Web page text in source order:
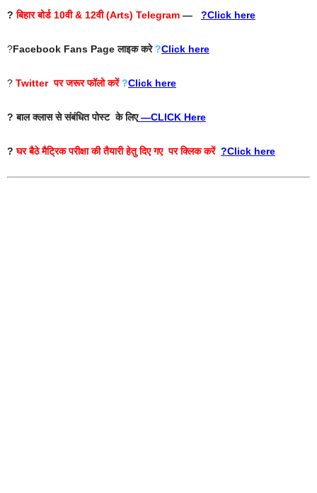
?बिहार बोर्ड 10वी & 12वी (Arts) Telegram — ?Click here
?Facebook Fans Page लाइक करे?Click here
? Twitter पर जरूर फॉलो करें ?Click here
? बाल क्लास से संबंधित पोस्ट के लिए—CLICK Here
?घर बैठे मैट्रिक परीक्षा की तैयारी हेतु दिए गए पर क्लिक करें ?Click here